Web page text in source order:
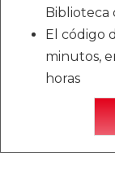
Biblioteca
El código
minutos,
horas